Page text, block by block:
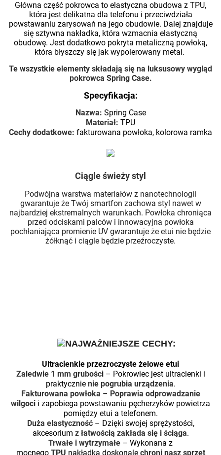
Główna część pokrowca to elastyczna obudowa z TPU,
która jest delikatna dla telefonu i przeciwdziała
powstawaniu zarysowań na jego obudowie. Dalej znajduje
się sztywna nakładka, która wzmacnia elastyczną
obudowę. Jest dodatkowo pokryta metaliczną powłoką,
która błyszczy się jak wypolerowany metal.
Te wszystkie elementy składają się na luksusowy wygląd
pokrowca Spring Case.
Specyfikacja:
Nazwa: Spring Case
Materiał: TPU
Cechy dodatkowe: fakturowana powłoka, kolorowa ramka
Ciągle świeży styl
Podwójna warstwa materiałów z nanotechnologii
gwarantuje że Twój smartfon zachowa styl nawet w
najbardziej ekstremalnych warunkach. Powłoka chroniąca
przed odciskami palców i innowacyjna powłoka
pochłaniająca promienie UV gwarantuje że etui nie będzie
żółknąć i ciągle będzie przeźroczyste.
NAJWAŻNIEJSZE CECHY:
Ultracienkie przezroczyste żelowe etui
Zaledwie 1 mm grubości– Pokrowiec jest ultracienki i
praktycznie nie pogrubia urządzenia.
Fakturowana powłoka – Poprawia odprowadzanie
wilgoci i zapobiega powstawaniu pęcherzyków powietrza
pomiędzy etui a telefonem.
Duża elastyczność– Dzięki swojej sprężystości,
akcesorium z łatwością zakłada się i ściąga.
Trwałe i wytrzymałe – Wykonana z
mocnego TPU nakładka doskonale chroni nasz sprzęt